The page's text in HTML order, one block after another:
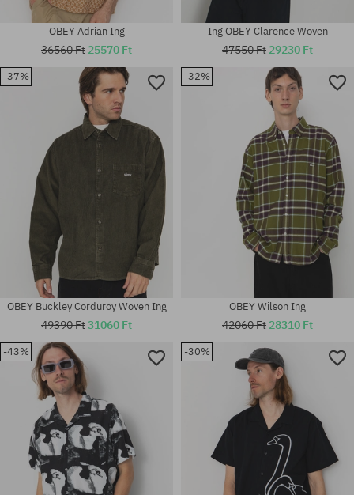
Elérhető méretek:
M; L; XL
OBEY Adrian Ing
36560 Ft 25570 Ft
Elérhető méretek:
Ing OBEY Clarence Woven
47550 Ft 29230 Ft
-37%
OBEY Buckley Corduroy Woven Ing
49390 Ft31060 Ft
-32%
OBEY Wilson Ing
42060 Ft 28310 Ft
-43% -30%